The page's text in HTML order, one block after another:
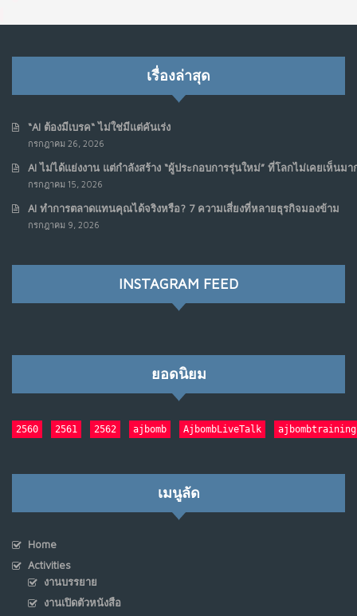
เรื่องล่าสุด
“AI ต้องมีเบรค“ ไม่ใช่มีแต่คันเร่ง
กรกฎาคม 26, 2026
AI ไม่ได้แย่งงาน แต่กำลังสร้าง “ผู้ประกอบการรุ่นใหม่” ที่โลกไม่เคยเห็นม
กรกฎาคม 15, 2026
AI ทำการตลาดแทนคุณได้จริงหรือ? 7 ความเสี่ยงที่หลายธุรกิจมองข้าม
กรกฎาคม 9, 2026
INSTAGRAM FEED
ยอดนิยม
2560 2561 2562 ajbomb AjbombLiveTalk
เมนูลัด
Home
Activities
งานบรรยาย
งานเปิดตัวหนังสือ